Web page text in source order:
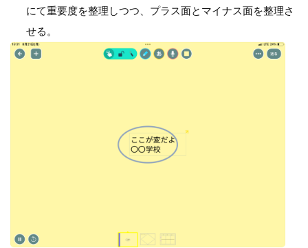
にて重要度を整理しつつ、プラス面とマイナス面を整理さ
せる。